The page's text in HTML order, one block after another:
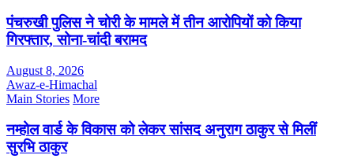
पंचरुखी पुलिस ने चोरी के मामले में तीन आरोपियों को किया
गिरफ्तार, सोना-चांदी बरामद
August 8, 2026
Awaz-e-Himachal
Main Stories More
नम्होल वार्ड के विकास को लेकर सांसद अनुराग ठाकुर से मिलीं
सुरभि ठाकुर